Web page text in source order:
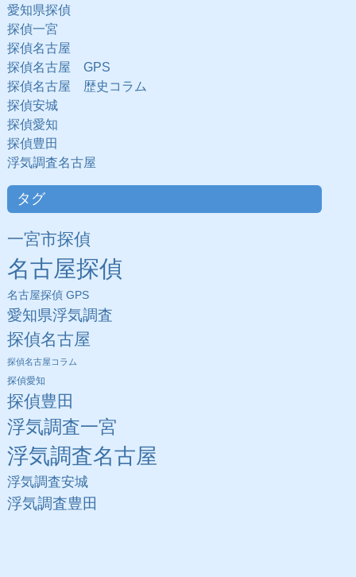
愛知県探偵
探偵一宮
探偵名古屋
探偵名古屋 GPS
探偵名古屋 歴史コラム
探偵安城
探偵愛知
探偵豊田
浮気調査名古屋
タグ
一宮市探偵
名古屋探偵
名古屋探偵 GPS
愛知県浮気調査
探偵名古屋
探偵名古屋コラム
探偵愛知
探偵豊田
浮気調査一宮
浮気調査名古屋
浮気調査安城
浮気調査豊田